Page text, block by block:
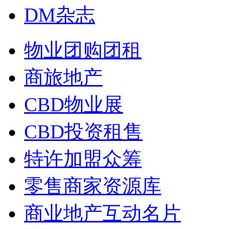
DM杂志
物业团购团租
商旅地产
CBD物业展
CBD投资租售
特许加盟众筹
零售商家资源库
商业地产互动名片